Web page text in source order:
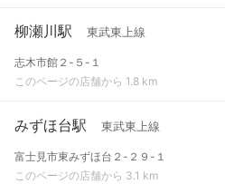
柳瀬川駅 東武東上線
志木市館２-５-１
このページの店舗から 1.8 km
みずほ台駅 東武東上線
富士見市東みずほ台２-２９-１
このページの店舗から 3.1 km